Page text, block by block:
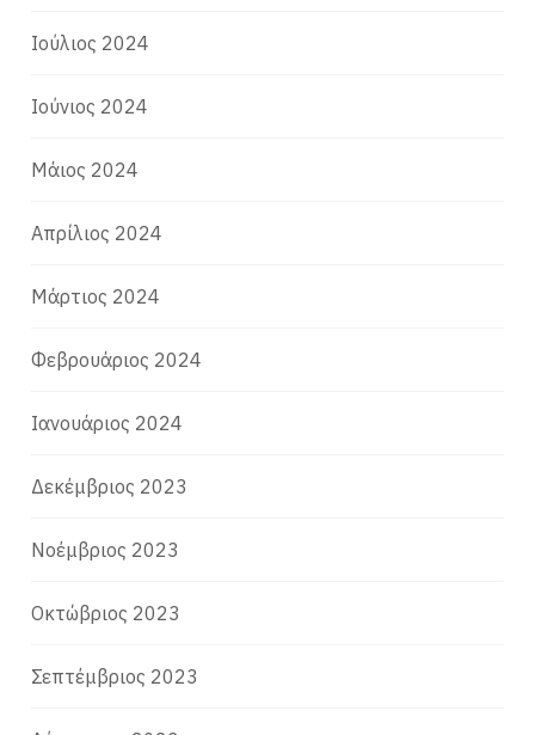
Ιούλιος 2024
Ιούνιος 2024
Μάιος 2024
Απρίλιος 2024
Μάρτιος 2024
Φεβρουάριος 2024
Ιανουάριος 2024
Δεκέμβριος 2023
Νοέμβριος 2023
Οκτώβριος 2023
Σεπτέμβριος 2023